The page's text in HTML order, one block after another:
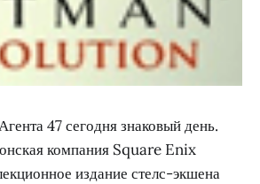
47 сегодня знаковый день.
компания Square Enix
издание стелс-экшена